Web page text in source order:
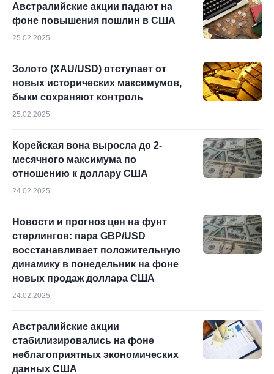
Австралийские акции падают на
фоне повышения пошлин в США
25.02.2025
Золото (XAU/USD) отступает от
новых исторических максимумов,
быки сохраняют контроль
25.02.2025
Корейская вона выросла до 2-
месячного максимума по
отношению к доллару США
24.02.2025
Новости и прогноз цен на фунт
стерлингов: пара GBP/USD
восстанавливает положительную
динамику в понедельник на фоне
новых продаж доллара США
24.02.2025
Австралийские акции
стабилизировались на фоне
неблагоприятных экономических
данных США